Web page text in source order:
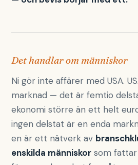
Det handlar om människor
Ni gör inte affärer med USA.
marknad — det är femtio
ekonomi större än ett helt
ingen delstat är en enda
en är ett nätverk av
enskilda människor som